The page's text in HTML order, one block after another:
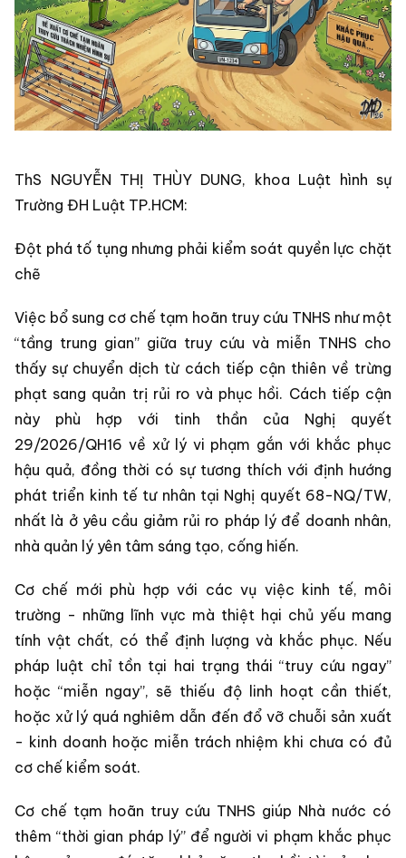
ThS NGUYỄN THỊ THÙY DUNG, khoa Luật hình sự
Trường ĐH Luật TP.HCM:
Đột phá tố tụng nhưng phải kiểm soát quyền lực chặt
chẽ
Việc bổ sung cơ chế tạm hoãn truy cứu TNHS như một
“tầng trung gian” giữa truy cứu và miễn TNHS cho
thấy sự chuyển dịch từ cách tiếp cận thiên về trừng
phạt sang quản trị rủi ro và phục hồi. Cách tiếp cận
này phù hợp với tinh thần của Nghị quyết
29/2026/QH16 về xử lý vi phạm gắn với khắc phục
hậu quả, đồng thời có sự tương thích với định hướng
phát triển kinh tế tư nhân tại Nghị quyết 68-NQ/TW,
nhất là ở yêu cầu giảm rủi ro pháp lý để doanh nhân,
nhà quản lý yên tâm sáng tạo, cống hiến.
Cơ chế mới phù hợp với các vụ việc kinh tế, môi
trường - những lĩnh vực mà thiệt hại chủ yếu mang
tính vật chất, có thể định lượng và khắc phục. Nếu
pháp luật chỉ tồn tại hai trạng thái “truy cứu ngay”
hoặc “miễn ngay”, sẽ thiếu độ linh hoạt cần thiết,
hoặc xử lý quá nghiêm dẫn đến đổ vỡ chuỗi sản xuất
- kinh doanh hoặc miễn trách nhiệm khi chưa có đủ
cơ chế kiểm soát.
Cơ chế tạm hoãn truy cứu TNHS giúp Nhà nước có
thêm “thời gian pháp lý” để người vi phạm khắc phục